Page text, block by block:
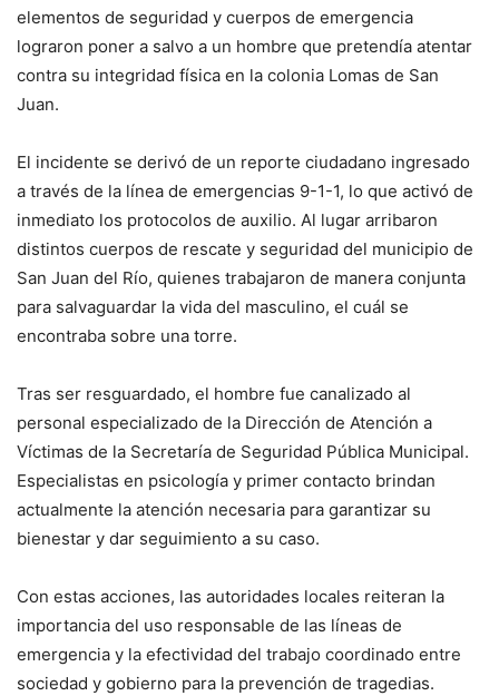
elementos de seguridad y cuerpos de emergencia
lograron poner a salvo a un hombre que pretendía atentar
contra su integridad física en la colonia Lomas de San
Juan.
El incidente se derivó de un reporte ciudadano ingresado
a través de la línea de emergencias 9-1-1, lo que activó de
inmediato los protocolos de auxilio. Al lugar arribaron
distintos cuerpos de rescate y seguridad del municipio de
San Juan del Río, quienes trabajaron de manera conjunta
para salvaguardar la vida del masculino, el cuál se
encontraba sobre una torre.
Tras ser resguardado, el hombre fue canalizado al
personal especializado de la Dirección de Atención a
Víctimas de la Secretaría de Seguridad Pública Municipal.
Especialistas en psicología y primer contacto brindan
actualmente la atención necesaria para garantizar su
bienestar y dar seguimiento a su caso.
Con estas acciones, las autoridades locales reiteran la
importancia del uso responsable de las líneas de
emergencia y la efectividad del trabajo coordinado entre
sociedad y gobierno para la prevención de tragedias.